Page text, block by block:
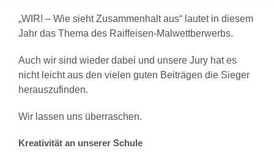
„WIR! – Wie sieht Zusammenhalt aus“ lautet in diesem
Jahr das Thema des Raiffeisen-Malwettberwerbs.
Auch wir sind wieder dabei und unsere Jury hat es
nicht leicht aus den vielen guten Beiträgen die Sieger
herauszufinden.
Wir lassen uns überraschen.
Kreativität an unserer Schule